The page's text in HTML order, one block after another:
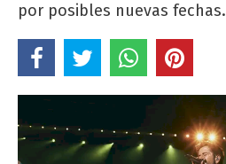
por posibles nuevas fechas.